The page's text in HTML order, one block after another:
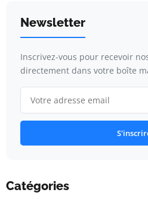
Newsletter
Inscrivez-vous pour recevoir
directement dans votre boîte
Catégories